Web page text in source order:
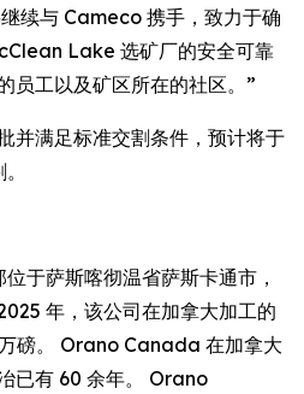
续与 Cameco 携手，致力于确
Lake 选矿厂的安全可靠
员工以及矿区所在的社区。”
并满足标准交割条件，预计将于
于萨斯喀彻温省萨斯卡通市，
年，该公司在加拿大加工的
磅。 Orano Canada 在加拿大
已有 60 余年。 Orano